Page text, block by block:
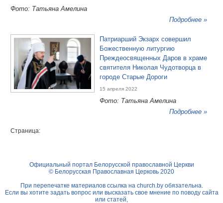
Фото: Татьяна Амелина
Подробнее »
Патриарший Экзарх совершил
Божественную литургию
Преждеосвященных Даров в храме
святителя Николая Чудотворца в
городе Старые Дороги
15 апреля 2022
Фото: Татьяна Амелина
Подробнее »
Страница:
Официальный портал Белорусской православной Церкви
© Белорусская Православная Церковь 2020
При перепечатке материалов ссылка на church.byобязательна.
Если вы хотите задать вопрос или высказать свое мнение по поводу сайта
или статей,